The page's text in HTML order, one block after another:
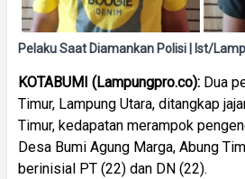
Pelaku Saat Diamankan Polisi | Ist/
KOTABUMI (Lampungpro.co): Dua
Timur, Lampung Utara, ditangkap
Timur, kedapatan merampok
Desa Bumi Agung Marga, Abung
berinisial PT (22) dan DN (22).